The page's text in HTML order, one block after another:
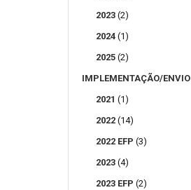
2023 (2)
2024 (1)
2025 (2)
IMPLEMENTAÇÃO/ENVIO
2021 (1)
2022 (14)
2022 EFP (3)
2023 (4)
2023 EFP (2)